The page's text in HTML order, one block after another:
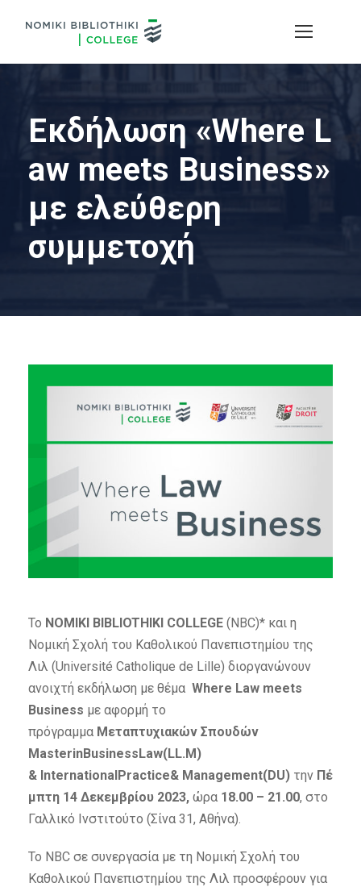
Εκδήλωση «Where L
aw meets Business»
με ελεύθερη
συμμετοχή
Το NOMIKI BIBLIOTHIKI COLLEGE (NBC)* και η
Νομική Σχολή του Καθολικού Πανεπιστημίου της
Λιλ (Université Catholique de Lille) διοργανώνουν
ανοιχτή εκδήλωση με θέμα Where Law meets
Business με αφορμή το
πρόγραμμα Μεταπτυχιακών Σπουδών
ΜasterinBusinessLaw(LL.M)
& InternationalPractice& Management(DU) την Πέ
μπτη 14 Δεκεμβρίου 2023, ώρα 18.00 – 21.00, στο
Γαλλικό Ινστιτούτο (Σίνα 31, Αθήνα).
Το NBC σε συνεργασία με τη Νομική Σχολή του
Καθολικού Πανεπιστημίου της Λιλ προσφέρουν για